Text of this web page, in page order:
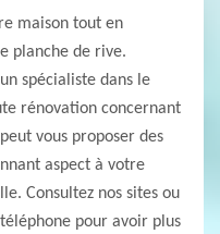
maison tout en
planche de rive.
spécialiste dans le
rénovation concernant
vous proposer des
aspect à votre
Consultez nos sites ou
pour avoir plus